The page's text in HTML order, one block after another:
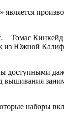
Кинкейд
Южной
доступными
наборы